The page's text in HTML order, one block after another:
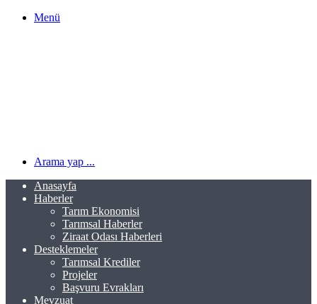
Menü
Arama yap ...
Anasayfa
Haberler
Tarım Ekonomisi
Tarımsal Haberler
Ziraat Odası Haberleri
Desteklemeler
Tarımsal Krediler
Projeler
Başvuru Evrakları
Mevzuat